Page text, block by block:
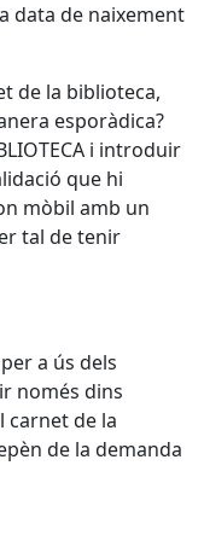
data de naixement
de la biblioteca,
esporàdica?
i introduir
que hi
mòbil amb un
tal de tenir
a ús dels
només dins
carnet de la
de la demanda